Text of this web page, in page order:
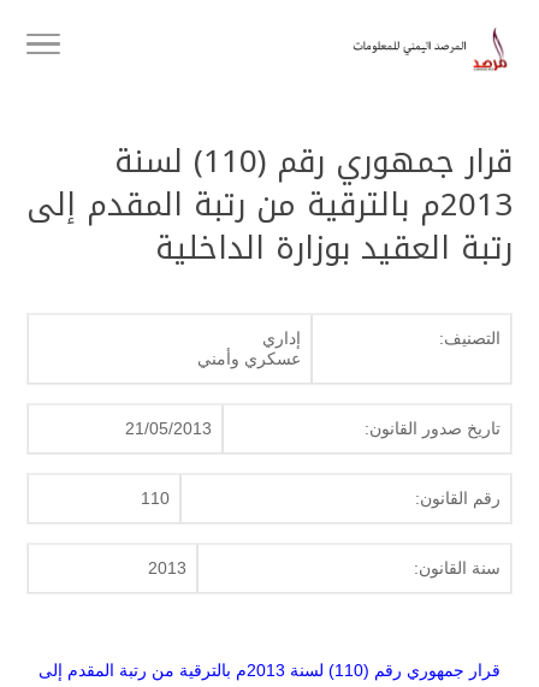
قرار جمهوري رقم (110) لسنة
2013م بالترقية من رتبة المقدم إلى
رتبة العقيد بوزارة الداخلية
التصنيف:
إداري
عسكري وأمني
تاريخ صدور القانون: 21/05/2013
رقم القانون: 110
سنة القانون: 2013
قرار جمهوري رقم (110) لسنة 2013م بالترقية من رتبة المقدم إلى